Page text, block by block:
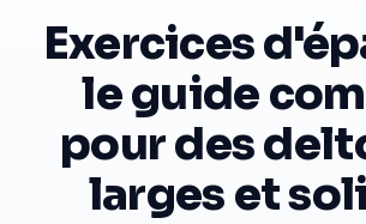
Exercices
le guide
pour des
larges et